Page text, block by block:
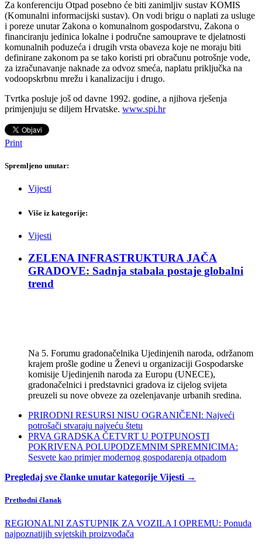
Za konferenciju Otpad posebno će biti zanimljiv sustav KOMIS
(Komunalni informacijski sustav). On vodi brigu o naplati za usluge
i poreze unutar Zakona o komunalnom gospodarstvu, Zakona o
financiranju jedinica lokalne i područne samouprave te djelatnosti
komunalnih poduzeća i drugih vrsta obaveza koje ne moraju biti
definirane zakonom pa se tako koristi pri obračunu potrošnje vode,
za izračunavanje naknade za odvoz smeća, naplatu priključka na
vodoopskrbnu mrežu i kanalizaciju i drugo.
Tvrtka posluje još od davne 1992. godine, a njihova rješenja
primjenjuju se diljem Hrvatske. www.spi.hr
Print
Spremljeno unutar:
Vijesti
Više iz kategorije:
Vijesti
ZELENA INFRASTRUKTURA JAČA
GRADOVE: Sadnja stabala postaje globalni
trend
Na 5. Forumu gradonačelnika Ujedinjenih naroda, održanom
krajem prošle godine u Ženevi u organizaciji Gospodarske
komisije Ujedinjenih naroda za Europu (UNECE),
gradonačelnici i predstavnici gradova iz cijelog svijeta
preuzeli su nove obveze za ozelenjavanje urbanih sredina.
PRIRODNI RESURSI NISU OGRANIČENI: Najveći
potrošači stvaraju najveću štetu
PRVA GRADSKA ČETVRT U POTPUNOSTI
POKRIVENA POLUPODZEMNIM SPREMNICIMA:
Sesvete kao primjer modernog gospodarenja otpadom
Pregledaj sve članke unutar kategorije Vijesti →
Prethodni članak
REGIONALNI ZASTUPNIK ZA VOZILA I OPREMU: Ponuda
najpoznatijih svjetskih proizvođača